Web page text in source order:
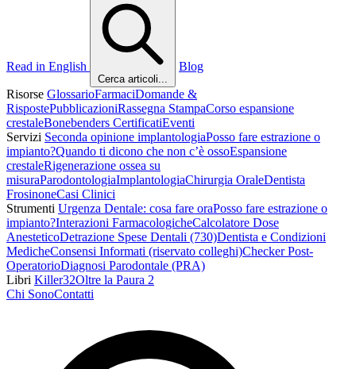
Read in English
Cerca articoli...
Blog
Risorse GlossarioFarmaciDomande &
RispostePubblicazioniRassegna StampaCorso espansione
crestaleBonebenders CertificatiEventi
Servizi Seconda opinione implantologiaPosso fare estrazione o
impianto?Quando ti dicono che non c’è ossoEspansione
crestaleRigenerazione ossea su
misuraParodontologiaImplantologiaChirurgia OraleDentista
FrosinoneCasi Clinici
Strumenti Urgenza Dentale: cosa fare oraPosso fare estrazione o
impianto?Interazioni FarmacologicheCalcolatore Dose
AnesteticoDetrazione Spese Dentali (730)Dentista e Condizioni
MedicheConsensi Informati (riservato colleghi)Checker Post-
OperatorioDiagnosi Parodontale (PRA)
Libri Killer32Oltre la Paura 2
Chi SonoContatti